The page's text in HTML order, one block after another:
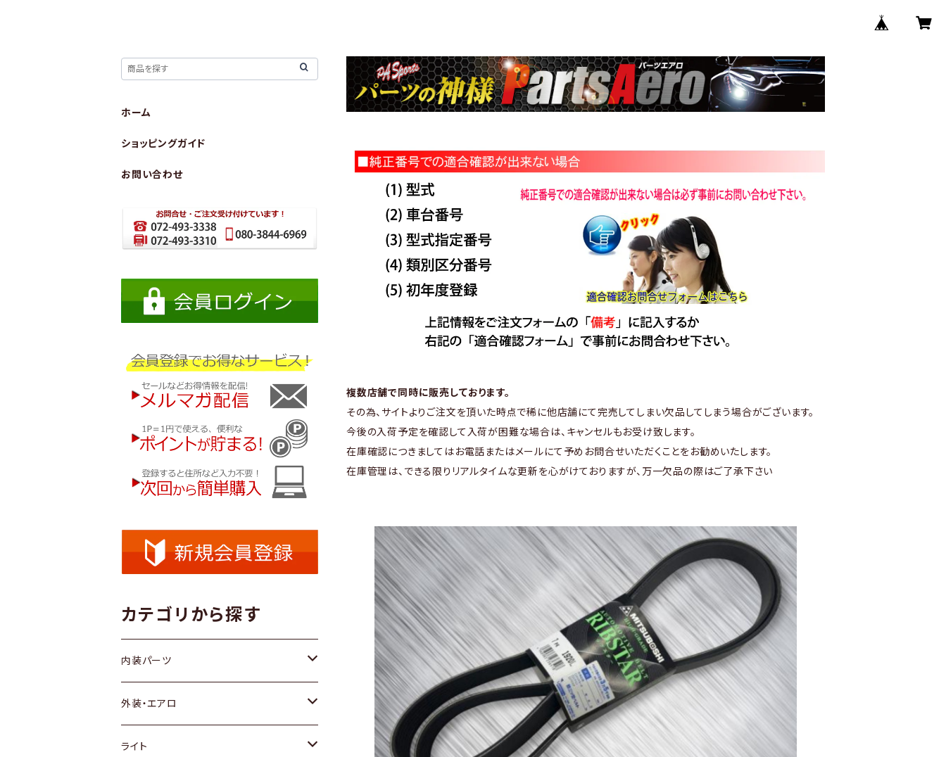
複数店舗で同時に販売しております。
その為、サイトよりご注文を頂いた時点で稀に他店舗にて完売してしまい欠品してしまう場合がございます。
今後の入荷予定を確認して入荷が困難な場合は、キャンセルもお受け致します。
在庫確認につきましてはお電話またはメールにて予めお問合せいただくことをお勧めいたします。
在庫管理は、できる限りリアルタイムな更新を心がけておりますが、万一欠品の際はご了承下さい
ホーム
ショッピングガイド
お問い合わせ
カテゴリから探す
内装パーツ
トヨタ
ホンダ
外装・エアロ
トヨタ
ライト